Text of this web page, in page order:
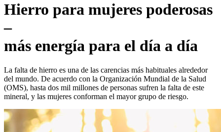
Hierro para mujeres poderosas
–
más energía para el día a día
La falta de hierro es una de las carencias más habituales alrededor
del mundo. De acuerdo con la Organización Mundial de la Salud
(OMS), hasta dos mil millones de personas sufren la falta de este
mineral, y las mujeres conforman el mayor grupo de riesgo.